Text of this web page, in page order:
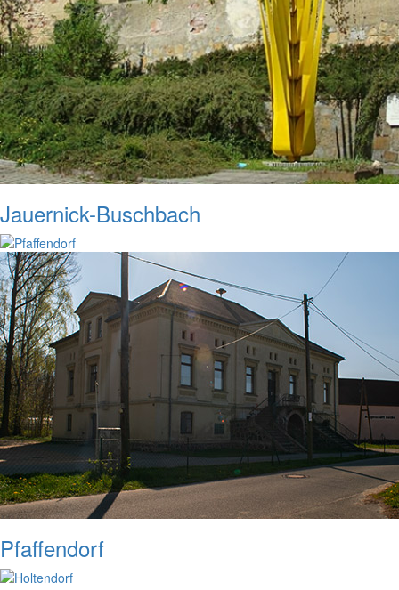
Jauernick-Buschbach
Pfaffendorf